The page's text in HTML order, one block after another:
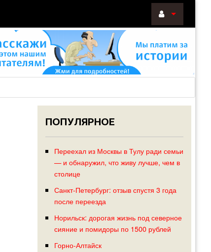
Войти
ПОПУЛЯРНОЕ
Переехал из Москвы в Тулу ради семьи
— и обнаружил, что живу лучше, чем в
столице
Санкт-Петербург: отзыв спустя 3 года
после переезда
Норильск: дорогая жизнь под северное
сияние и помидоры по 1500 рублей
Горно-Алтайск